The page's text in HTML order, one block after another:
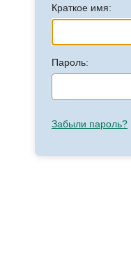
Краткое имя:
Пароль:
Забыли пароль?